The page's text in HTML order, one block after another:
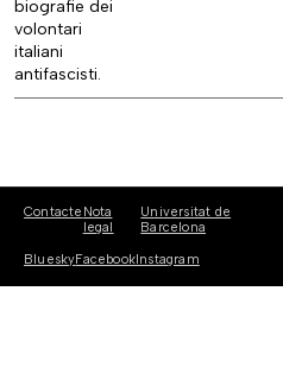
biografie dei
volontari
italiani
antifascisti.
Contacte Nota
legal
Universitat de
Barcelona
BlueskyFacebook Instagram